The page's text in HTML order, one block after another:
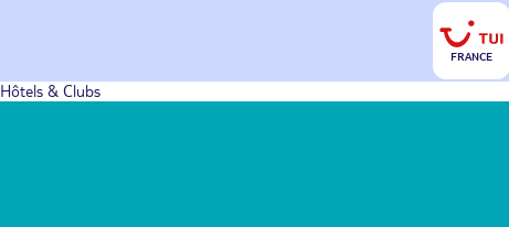
FRANCE
Hôtels & Clubs